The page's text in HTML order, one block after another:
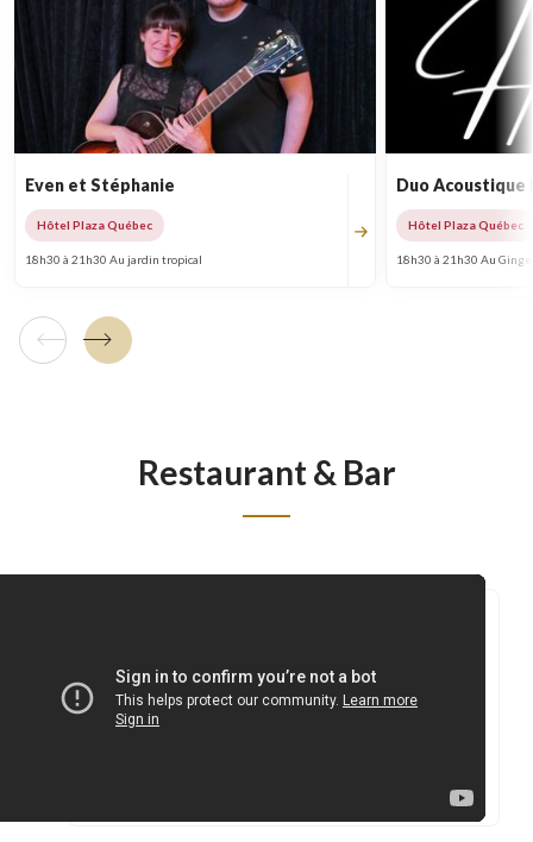
Even et Stéphanie
Hôtel Plaza Québec
18h30 à 21h30 Au jardin tropical
Duo Acoustique
Hôtel Plaza Québec
18h30 à 21h30 Au
Tuile précédente
Tuile suivante
Restaurant & Bar